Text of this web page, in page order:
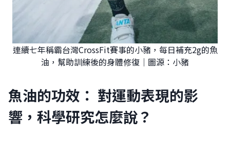
連續七年稱霸台灣CrossFit賽事的小豬，每日補充2g的魚
油，幫助訓練後的身體修復｜圖源：小豬
魚油的功效： 對運動表現的影
響，科學研究怎麼說？